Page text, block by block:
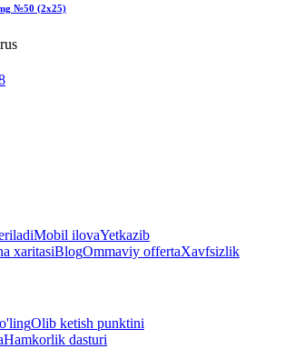
№50 (2x25)
Mobil ilovaYetkazib
xaritasiBlogOmmaviy offertaXavfsizlik
Olib ketish punktini
Hamkorlik dasturi